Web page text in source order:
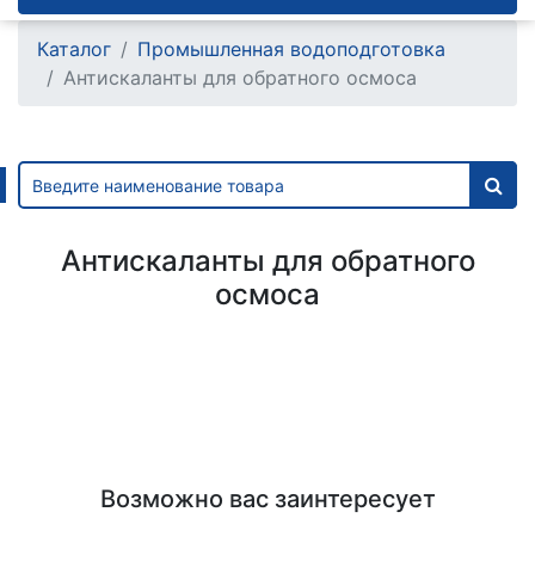
Каталог
Промышленная водоподготовка
Антискаланты для обратного осмоса
Антискаланты для обратного
осмоса
Возможно вас заинтересует